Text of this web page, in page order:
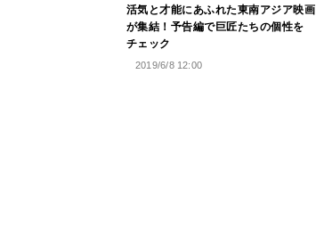
活気と才能にあふれた東南アジア映画
が集結！予告編で巨匠たちの個性を
チェック
2019/6/8 12:00